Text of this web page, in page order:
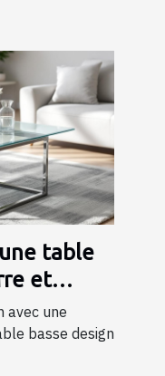
table
et
?
avec une
basse design